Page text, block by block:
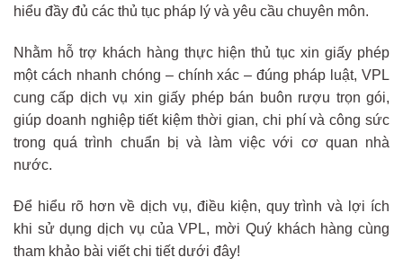
hiểu đầy đủ các thủ tục pháp lý và yêu cầu chuyên môn.
Nhằm hỗ trợ khách hàng thực hiện thủ tục xin giấy phép
một cách nhanh chóng – chính xác – đúng pháp luật, VPL
cung cấp dịch vụ xin giấy phép bán buôn rượu trọn gói,
giúp doanh nghiệp tiết kiệm thời gian, chi phí và công sức
trong quá trình chuẩn bị và làm việc với cơ quan nhà
nước.
Để hiểu rõ hơn về dịch vụ, điều kiện, quy trình và lợi ích
khi sử dụng dịch vụ của VPL, mời Quý khách hàng cùng
tham khảo bài viết chi tiết dưới đây!